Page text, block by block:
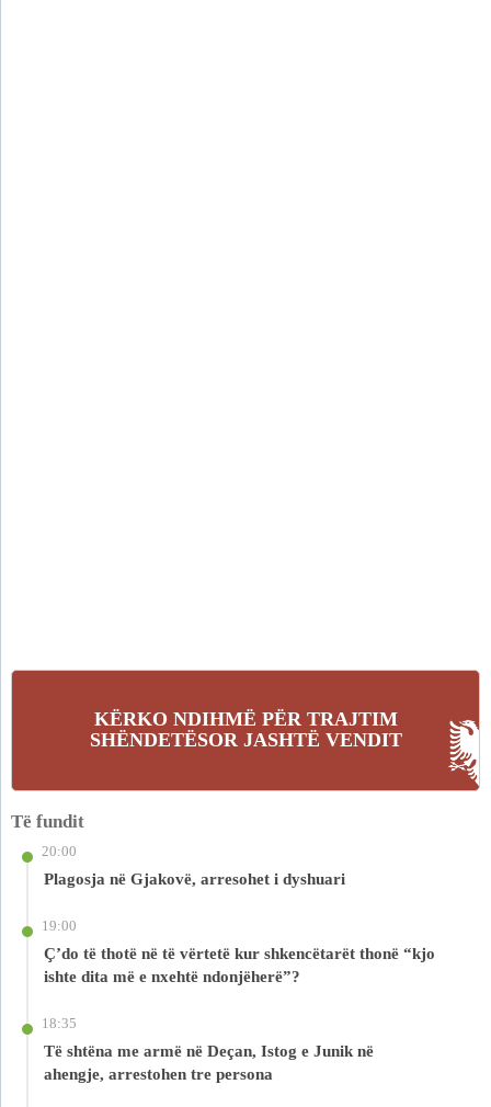
KËRKO NDIHMË PËR TRAJTIM
SHËNDETËSOR JASHTË VENDIT
Të fundit
20:00
Plagosja në Gjakovë, arresohet i dyshuari
19:00
Ç’do të thotë në të vërtetë kur shkencëtarët thonë “kjo
ishte dita më e nxehtë ndonjëherë”?
18:35
Të shtëna me armë në Deçan, Istog e Junik në
ahengje, arrestohen tre persona